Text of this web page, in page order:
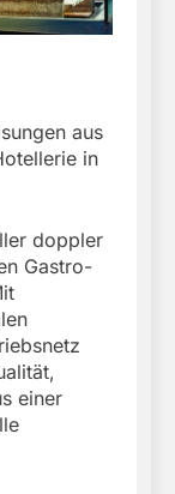
aus
in
doppler
Gastro-
einer